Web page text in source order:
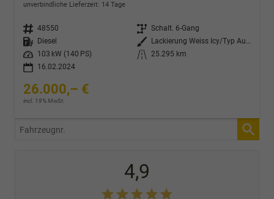
unverbindliche Lieferzeit: 14 Tage
Fahrzeugnr. 48550 Getriebe Schalt. 6-Gang
Kraftstoff
Diesel Außenfarbe
Lackierung Weiss Icy/Typ Außenverkleidung Spiegel Flach Standard
Leistung
103 kW (140 PS) Kilometerstand
25.295 km
16.02.2024
26.000,– €
incl. 19% MwSt.
Fahrzeugnr.
4,9